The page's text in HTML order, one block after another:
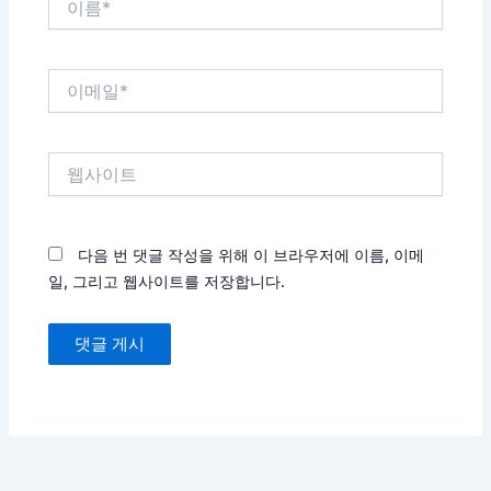
다음 번 댓글 작성을 위해 이 브라우저에 이름, 이메
일, 그리고 웹사이트를 저장합니다.